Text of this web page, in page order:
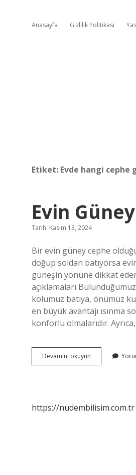
Anasayfa Gizlilik Politikası
Etiket: Evde hangi cephe
Evin
Tarih: Kasım 13, 2024
Bir evin güney cephe
doğup soldan batıyorsa
güneşin yönüne dikkat
açıklamaları
kolumuz batıya, önümüz
en büyük avantajı ısınma
konforlu olmalarıdır.
Devamını okuyun
Güney
https://nudembilisim.com.tr